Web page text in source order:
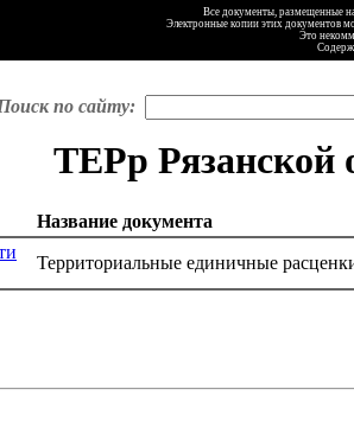
Все документы, размещенные
Электронные копии этих документов
Это
по сайту:
ТЕРр Рязанской
Название документа
Территориальные единичные